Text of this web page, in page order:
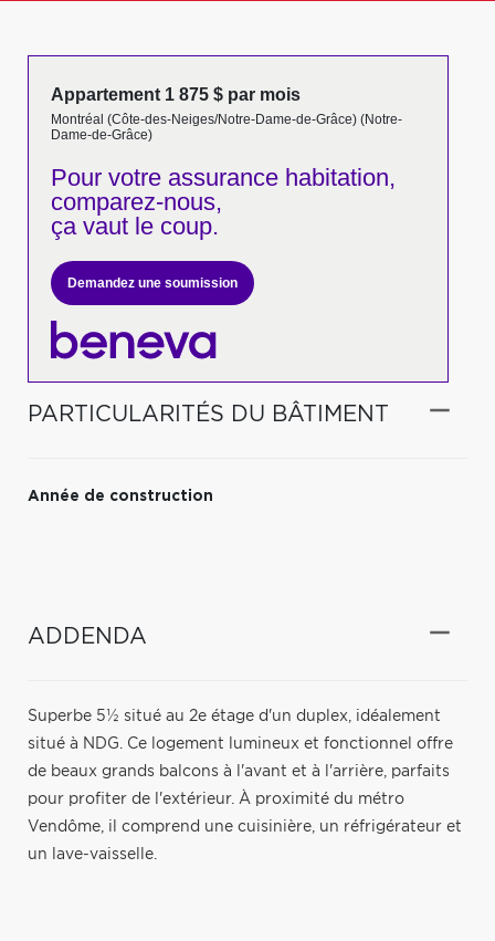
Appartement 1 875 $ par mois
Montréal (Côte-des-Neiges/Notre-Dame-de-Grâce) (Notre-
Dame-de-Grâce)
Pour votre assurance habitation,
comparez-nous,
ça vaut le coup.
Demandez une soumission
PARTICULARITÉS DU BÂTIMENT
Année de construction
ADDENDA
Superbe 5½ situé au 2e étage d'un duplex, idéalement
situé à NDG. Ce logement lumineux et fonctionnel offre
de beaux grands balcons à l'avant et à l'arrière, parfaits
pour profiter de l'extérieur. À proximité du métro
Vendôme, il comprend une cuisinière, un réfrigérateur et
un lave-vaisselle.